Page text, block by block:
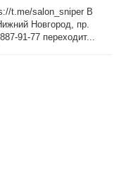
t.me/salon_sniper В
Новгород, пр.
91-77 переходит...